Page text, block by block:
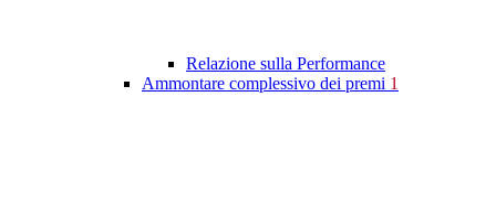
Relazione sulla Performance
Ammontare complessivo dei premi 1